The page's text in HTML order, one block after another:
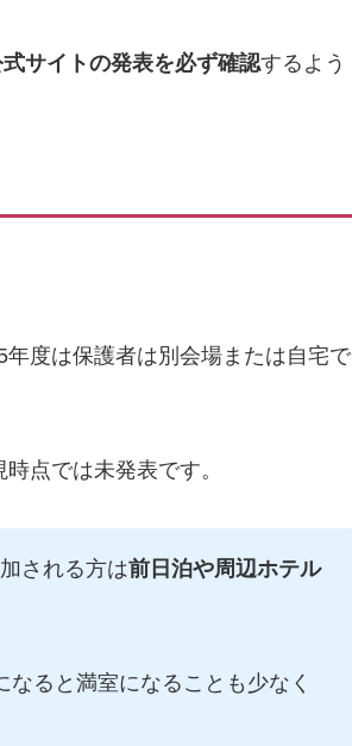
サイトの発表を必ず確認するよう
年度は保護者は別会場または自宅で
点では未発表です。
される方は前日泊や周辺ホテル
ると満室になることも少なく